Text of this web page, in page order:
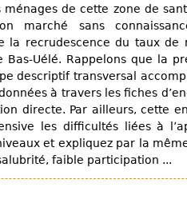
ménages de cette zone de
marché sans
la recrudescence du taux de
Bas-Uélé. Rappelons que la
descriptif transversal
à travers les fiches
directe. Par ailleurs, cette
les difficultés liées à
et expliquez par la
faible participation ...